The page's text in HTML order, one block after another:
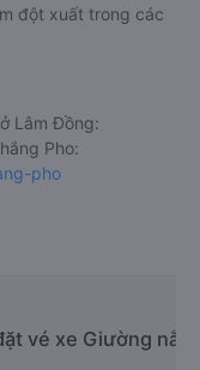
đột xuất trong các
Lâm Đồng:
Pho:
pho
vé xe Giường